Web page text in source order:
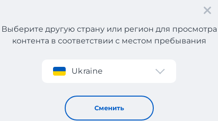
Регистрация
Выберите другую страну или регион для просмотра
контента в соответствии с местом пребывания
Ukraine
Сменить
Товары для дома
Товары для дома с